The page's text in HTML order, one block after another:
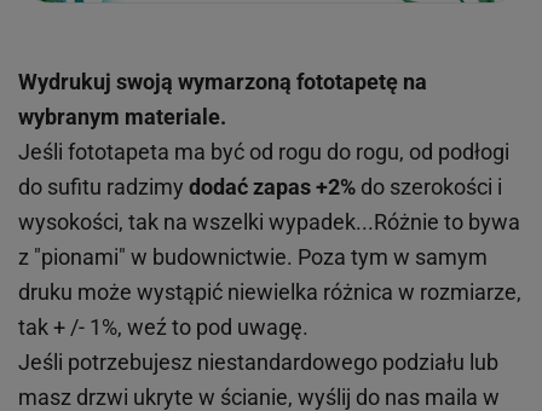
Wydrukuj swoją wymarzoną fototapetę na
wybranym materiale.
Jeśli fototapeta ma być od rogu do rogu, od podłogi
do sufitu radzimy dodać zapas +2% do szerokości i
wysokości, tak na wszelki wypadek...Różnie to bywa
z "pionami" w budownictwie. Poza tym w samym
druku może wystąpić niewielka różnica w rozmiarze,
tak + /- 1%, weź to pod uwagę.
Jeśli potrzebujesz niestandardowego podziału lub
masz drzwi ukryte w ścianie, wyślij do nas maila w